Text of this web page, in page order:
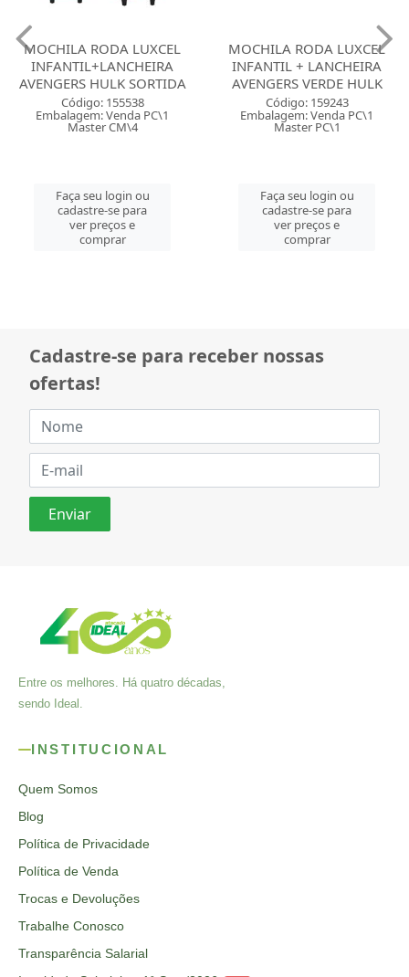
MOCHILA RODA LUXCEL
INFANTIL+LANCHEIRA
AVENGERS HULK SORTIDA
Código: 155538
Embalagem: Venda PC\1
Master CM\4
Faça seu login ou
cadastre-se para
ver preços e
comprar
MOCHILA RODA LUXCEL
INFANTIL + LANCHEIRA
AVENGERS VERDE HULK
Código: 159243
Embalagem: Venda PC\1
Master PC\1
Faça seu login ou
cadastre-se para
ver preços e
comprar
Cadastre-se para receber nossas
ofertas!
Entre os melhores. Há quatro décadas,
sendo Ideal.
INSTITUCIONAL
Quem Somos
Blog
Política de Privacidade
Política de Venda
Trocas e Devoluções
Trabalhe Conosco
Transparência Salarial